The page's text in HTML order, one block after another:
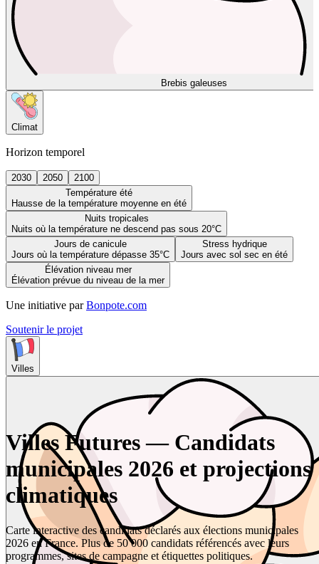
Brebis galeuses
Climat
Horizon temporel
2030 2050
2100
Température été
Hausse de la température moyenne en été
Nuits tropicales
Nuits où la température ne descend pas sous 20°C
Jours de canicule
Jours où la température dépasse 35°C
Stress hydrique
Jours avec sol sec en été
Élévation niveau mer
Élévation prévue du niveau de la mer
Une initiative par Bonpote.com
Soutenir le projet
Villes
Villes Futures — Candidats
municipales 2026 et projections
climatiques
Carte interactive des candidats déclarés aux élections municipales
2026 en France. Plus de 50 000 candidats référencés avec leurs
programmes, sites de campagne et étiquettes politiques.